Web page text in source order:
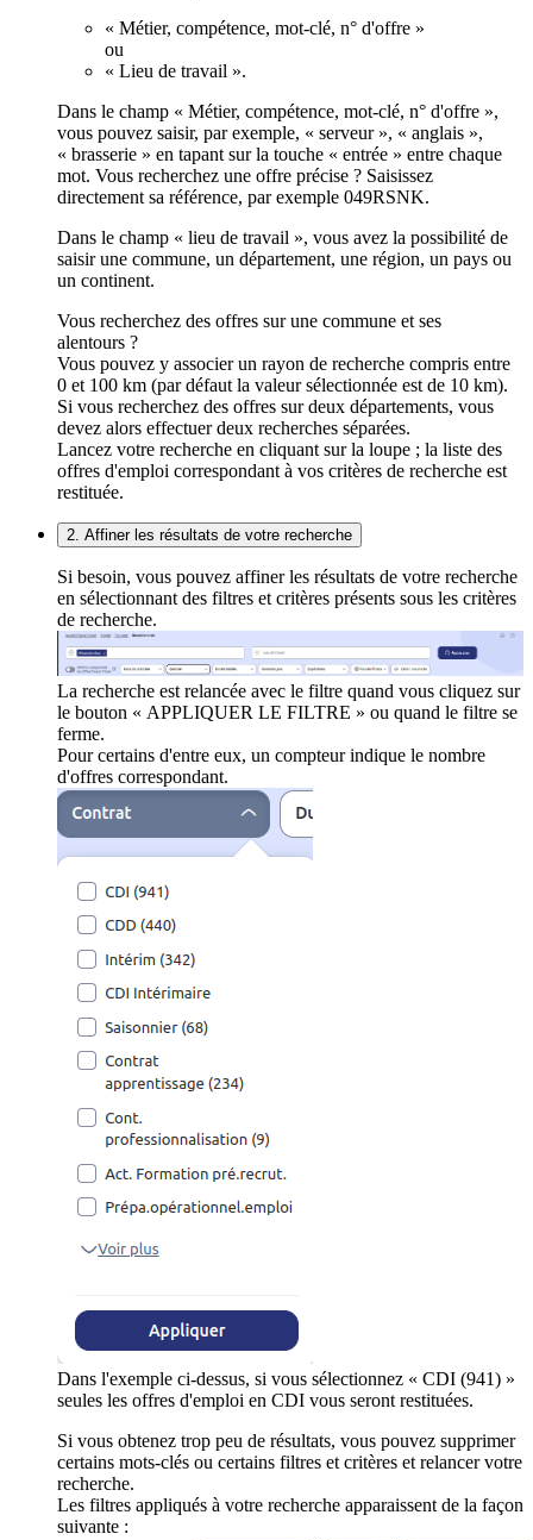
« Métier, compétence, mot-clé, n° d'offre »
ou
« Lieu de travail ».
Dans le champ « Métier, compétence, mot-clé, n° d'offre »,
vous pouvez saisir, par exemple, « serveur », « anglais »,
« brasserie » en tapant sur la touche « entrée » entre chaque
mot. Vous recherchez une offre précise ? Saisissez
directement sa référence, par exemple 049RSNK.
Dans le champ « lieu de travail », vous avez la possibilité de
saisir une commune, un département, une région, un pays ou
un continent.
Vous recherchez des offres sur une commune et ses
alentours ?
Vous pouvez y associer un rayon de recherche compris entre
0 et 100 km (par défaut la valeur sélectionnée est de 10 km).
Si vous recherchez des offres sur deux départements, vous
devez alors effectuer deux recherches séparées.
Lancez votre recherche en cliquant sur la loupe ; la liste des
offres d'emploi correspondant à vos critères de recherche est
restituée.
2. Affiner les résultats de votre recherche
Si besoin, vous pouvez affiner les résultats de votre recherche
en sélectionnant des filtres et critères présents sous les critères
de recherche.
La recherche est relancée avec le filtre quand vous cliquez sur
le bouton « APPLIQUER LE FILTRE » ou quand le filtre se
ferme.
Pour certains d'entre eux, un compteur indique le nombre
d'offres correspondant.
Dans l'exemple ci-dessus, si vous sélectionnez « CDI (941) »
seules les offres d'emploi en CDI vous seront restituées.
Si vous obtenez trop peu de résultats, vous pouvez supprimer
certains mots-clés ou certains filtres et critères et relancer votre
recherche.
Les filtres appliqués à votre recherche apparaissent de la façon
suivante :